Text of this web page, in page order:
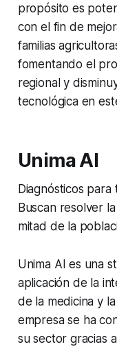
propósito es
con el fin de
familias
fomentando el
regional y
tecnológica en
Unima AI
Diagnósticos
Buscan resolver
mitad de la
Unima AI es una
aplicación de la
de la medicina y
empresa se ha
su sector gracias